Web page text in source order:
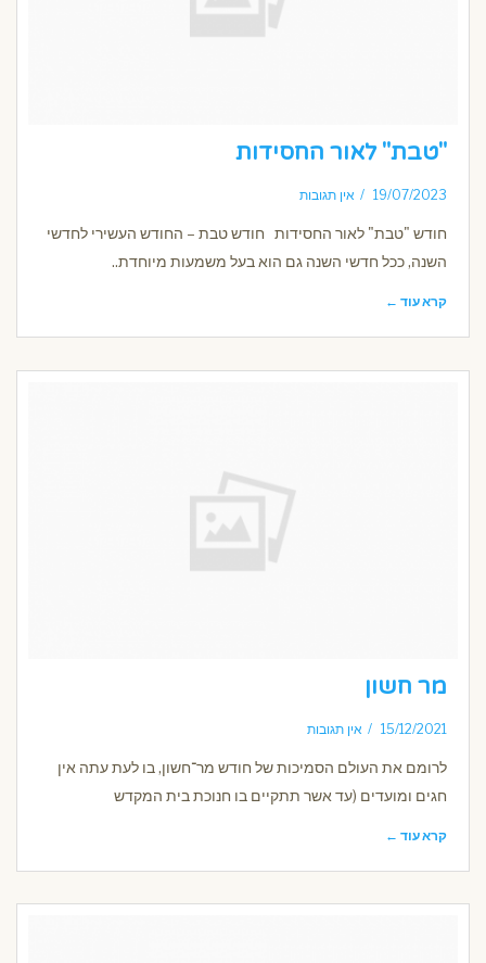
"טבת" לאור החסידות
19/07/2023 אין תגובות
חודש "טבת" לאור החסידות חודש טבת – החודש העשירי לחדשי
השנה, ככל חדשי השנה גם הוא בעל משמעות מיוחדת..
קרא עוד ←
מר חשון
15/12/2021 אין תגובות
לרומם את העולם הסמיכות של חודש מר־חשון, בו לעת עתה אין
חגים ומועדים (עד אשר תתקיים בו חנוכת בית המקדש
קרא עוד ←